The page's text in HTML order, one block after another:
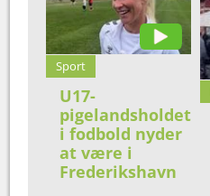
Sport
U17-
pigelandsholdet
i fodbold nyder
at være i
Frederikshavn